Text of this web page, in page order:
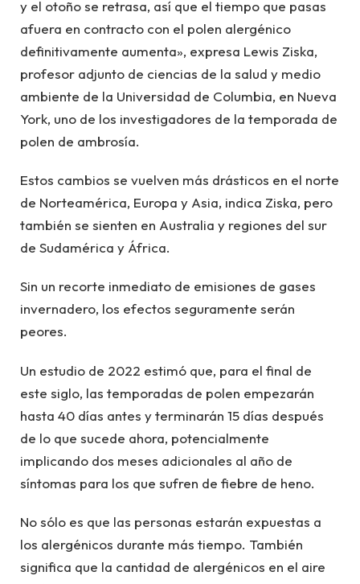
y el otoño se retrasa, así que el tiempo que pasas
afuera en contracto con el polen alergénico
definitivamente aumenta», expresa Lewis Ziska,
profesor adjunto de ciencias de la salud y medio
ambiente de la Universidad de Columbia, en Nueva
York, uno de los investigadores de la temporada de
polen de ambrosía.
Estos cambios se vuelven más drásticos en el norte
de Norteamérica, Europa y Asia, indica Ziska, pero
también se sienten en Australia y regiones del sur
de Sudamérica y África.
Sin un recorte inmediato de emisiones de gases
invernadero, los efectos seguramente serán
peores.
Un estudio de 2022 estimó que, para el final de
este siglo, las temporadas de polen empezarán
hasta 40 días antes y terminarán 15 días después
de lo que sucede ahora, potencialmente
implicando dos meses adicionales al año de
síntomas para los que sufren de fiebre de heno.
No sólo es que las personas estarán expuestas a
los alergénicos durante más tiempo. También
significa que la cantidad de alergénicos en el aire